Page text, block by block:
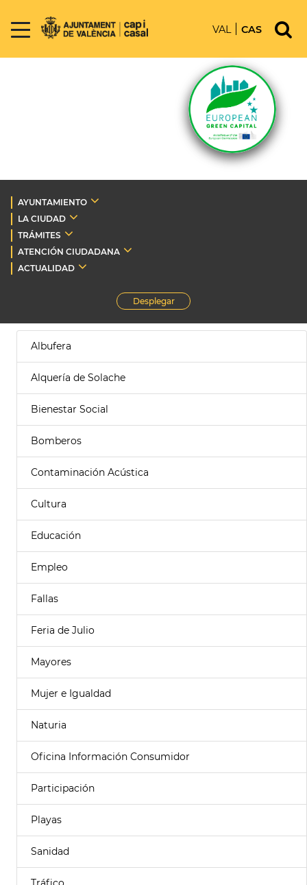
VAL CAS
AYUNTAMIENTO
LA CIUDAD
TRÁMITES
ATENCIÓN CIUDADANA
ACTUALIDAD
Desplegar
Albufera
Alquería de Solache
Bienestar Social
Bomberos
Contaminación Acústica
Cultura
Educación
Empleo
Fallas
Feria de Julio
Mayores
Mujer e Igualdad
Naturia
Oficina Información Consumidor
Participación
Playas
Sanidad